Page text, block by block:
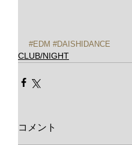
#EDM #DAISHIDANCE
CLUB/NIGHT
コメント